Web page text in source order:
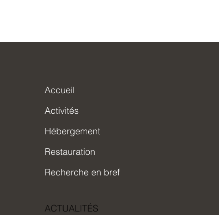
Accueil
Activités
Hébergement
Restauration
Recherche en bref
ACTUALITÉS